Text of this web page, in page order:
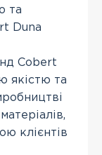
та
Duna
Cobert
якістю та
клієнтів